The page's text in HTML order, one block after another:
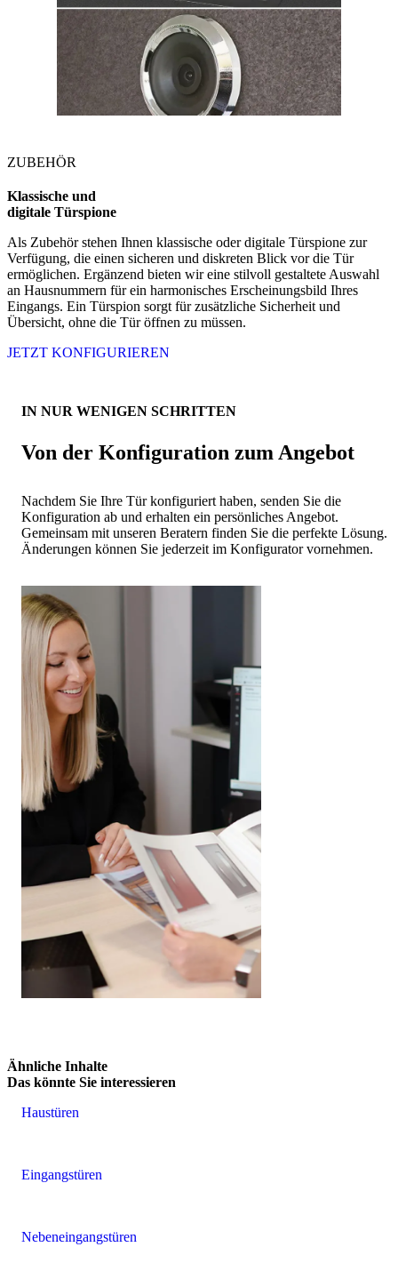
ZUBEHÖR
Klassische und
digitale Türspione
Als Zubehör stehen Ihnen klassische oder digitale Türspione zur
Verfügung, die einen sicheren und diskreten Blick vor die Tür
ermöglichen. Ergänzend bieten wir eine stilvoll gestaltete Auswahl
an Hausnummern für ein harmonisches Erscheinungsbild Ihres
Eingangs. Ein Türspion sorgt für zusätzliche Sicherheit und
Übersicht, ohne die Tür öffnen zu müssen.
JETZT KONFIGURIEREN
IN NUR WENIGEN SCHRITTEN
Von der Konfiguration zum Angebot
Nachdem Sie Ihre Tür konfiguriert haben, senden Sie die
Konfiguration ab und erhalten ein persönliches Angebot.
Gemeinsam mit unseren Beratern finden Sie die perfekte Lösung.
Änderungen können Sie jederzeit im Konfigurator vornehmen.
Ähnliche Inhalte
Das könnte Sie interessieren
Haustüren
Eingangstüren
Nebeneingangstüren